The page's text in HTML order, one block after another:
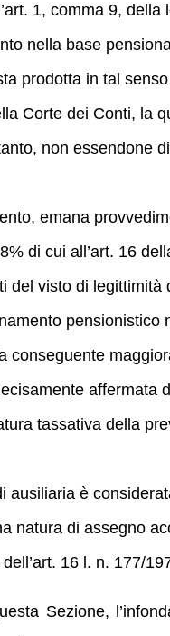
1, comma 9,
nella base
prodotta in tal
Corte dei Conti, la
non essendone
emana
di cui all’art. 16
visto di
tassativa della
è
natura di assegno
16 l. n. 177/
Sezione,